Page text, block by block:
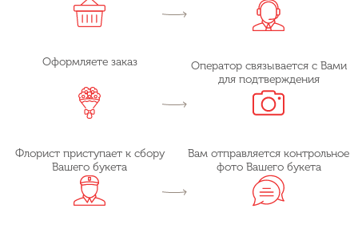
Оформляете заказ
Оператор связывается с Вами
для подтверждения
Флорист приступает к сбору
Вашего букета
Вам отправляется контрольное
фото Вашего букета